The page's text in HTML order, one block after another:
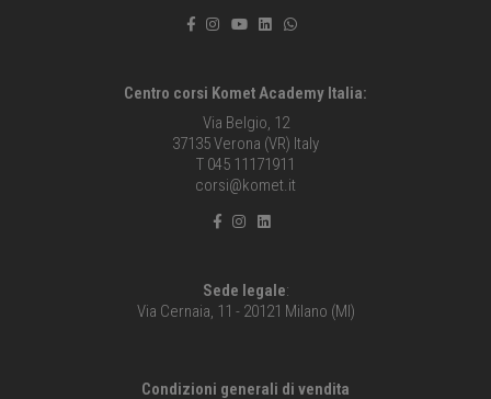
Centro corsi Komet Academy Italia:
Via Belgio, 12
37135 Verona (VR) Italy
T 045 11171911
corsi@komet.it
Sede legale:
Via Cernaia, 11 - 20121 Milano (MI)
Condizioni generali di vendita